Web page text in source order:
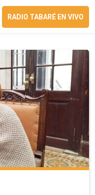
RADIO TABARÉ EN VIVO